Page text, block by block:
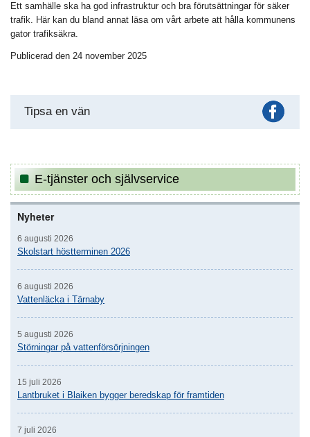
Ett samhälle ska ha god infrastruktur och bra förutsättningar för säker
trafik. Här kan du bland annat läsa om vårt arbete att hålla kommunens
gator trafiksäkra.
Publicerad den 24 november 2025
Tipsa en vän
E-tjänster och självservice
Nyheter
6 augusti 2026
Skolstart höstterminen 2026
6 augusti 2026
Vattenläcka i Tärnaby
5 augusti 2026
Störningar på vattenförsörjningen
15 juli 2026
Lantbruket i Blaiken bygger beredskap för framtiden
7 juli 2026